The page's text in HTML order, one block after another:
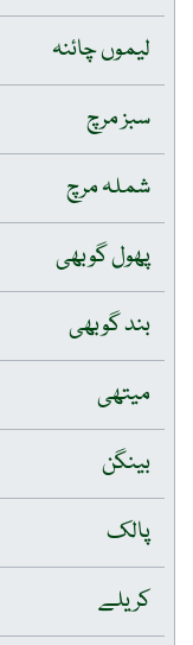
لیموں چائنہ
سبز مرچ
شملہ مرچ
پھول گوبھی
بند گوبھی
میتھی
بینگن
پالک
کریلے